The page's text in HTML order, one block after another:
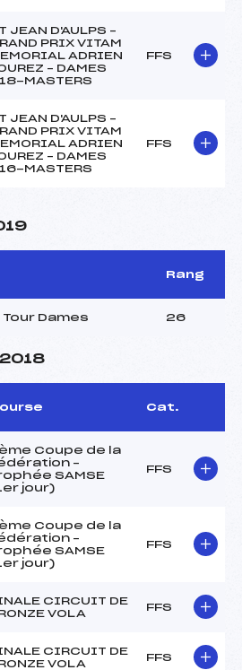
JEAN D'AULPS –
PRIX VITAM
ADRIEN
– DAMES
MASTERS
FFS
JEAN D'AULPS –
PRIX VITAM
ADRIEN
– DAMES
MASTERS
FFS
Rang
Dames 26
Cat.
Coupe de la
–
SAMSE
jour)
FFS
Coupe de la
–
SAMSE
jour)
FFS
CIRCUIT DE
VOLA
FFS
CIRCUIT DE
VOLA
FFS